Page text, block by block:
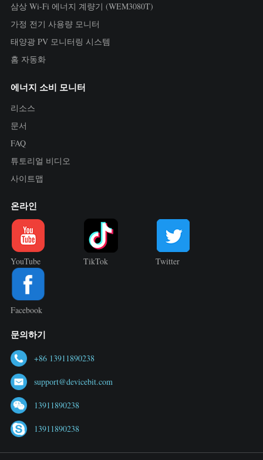
삼상 Wi-Fi 에너지 계량기 (WEM3080T)
가정 전기 사용량 모니터
태양광 PV 모니터링 시스템
홈 자동화
에너지 소비 모니터
리소스
문서
FAQ
튜토리얼 비디오
사이트맵
온라인
YouTube TikTok Twitter
Facebook
문의하기
+86 13911890238
support@devicebit.com
13911890238
13911890238